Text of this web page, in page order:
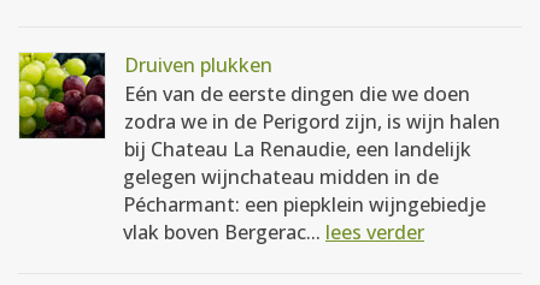
Druiven plukken
Eén van de eerste dingen die we doen
zodra we in de Perigord zijn, is wijn halen
bij Chateau La Renaudie, een landelijk
gelegen wijnchateau midden in de
Pécharmant: een piepklein wijngebiedje
vlak boven Bergerac... lees verder